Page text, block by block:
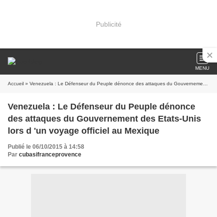
Publicité
MENU
Accueil » Venezuela : Le Défenseur du Peuple dénonce des attaques du Gouvernement des Etats-Unis lors d 'un voyage officiel au Mexique
Venezuela : Le Défenseur du Peuple dénonce
des attaques du Gouvernement des Etats-Unis
lors d 'un voyage officiel au Mexique
Publié le 06/10/2015 à 14:58
Par cubasifranceprovence